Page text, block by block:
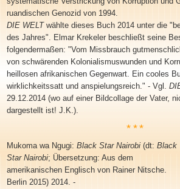
ruandischen Genozid von 1994.
DIE WELTwählte dieses Buch 2014 unter die
des Jahres". Elmar Krekeler beschließt seine
folgendermaßen: "Vom Missbrauch
von schwärenden Kolonialismuswunden und
heillosen afrikanischen Gegenwart. Ein cooles
wirklichkeitssatt und anspielungsreich." - Vgl.
29.12.2014 (wo auf einer Bildcollage der Vater,
dargestellt ist! J.K.).
***
Mukoma wa Ngugi: Black Star Nairobi(dt: Black
Star Nairobi; Übersetzung: Aus dem
amerikanischen Englisch von Rainer Nitsche.
Berlin 2015) 2014. -